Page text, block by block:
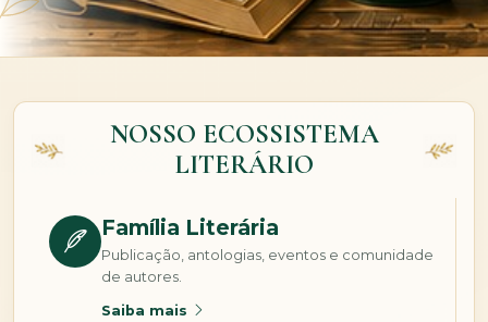
NOSSO ECOSSISTEMA
LITERÁRIO
Família Literária
Publicação, antologias, eventos e comunidade
de autores.
Saiba mais